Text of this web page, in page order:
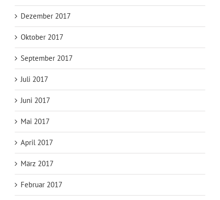
Dezember 2017
Oktober 2017
September 2017
Juli 2017
Juni 2017
Mai 2017
April 2017
März 2017
Februar 2017